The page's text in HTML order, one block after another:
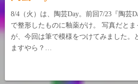
8/4（火）は、陶芸Day。前回7/23『陶芸
で整形したものに釉薬がけ。 写真だと
が、今回は筆で模様をつけてみました。
ますやら？…